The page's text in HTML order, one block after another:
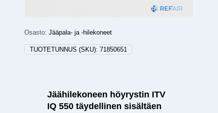
Osasto: Jääpala- ja -hilekoneet
TUOTETUNNUS (SKU): 71850651
Jäähilekoneen höyrystin ITV
IQ 550 täydellinen sisältäen